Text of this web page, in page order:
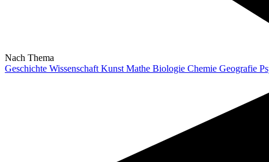
Nach Thema
Geschichte Wissenschaft Kunst Mathe Biologie Chemie Geografie